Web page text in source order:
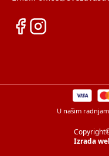
U našim
Izrada